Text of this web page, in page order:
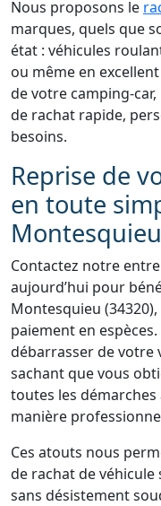
Nous proposons le
marques, quels que
état : véhicules
ou même en
de votre camping-
de rachat rapide,
besoins.
Reprise de
en toute
Contactez notre
aujourd’hui pour
Montesquieu
paiement en
débarrasser de votre
sachant que vous
toutes les
manière
Ces atouts nous
de rachat de véhicule
sans désistement